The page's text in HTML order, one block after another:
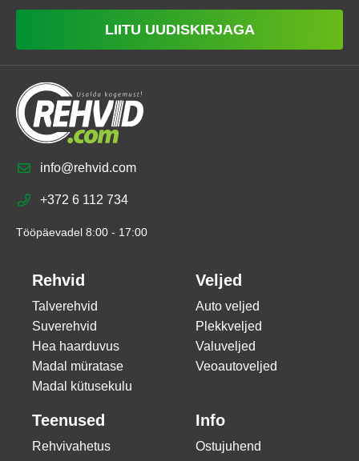
LIITU UUDISKIRJAGA
info@rehvid.com
+372 6 112 734
Tööpäevadel 8:00 - 17:00
Rehvid
Talverehvid
Suverehvid
Hea haarduvus
Madal müratase
Madal kütusekulu
Veljed
Auto veljed
Plekkveljed
Valuveljed
Veoautoveljed
Teenused
Rehvivahetus
Info
Ostujuhend